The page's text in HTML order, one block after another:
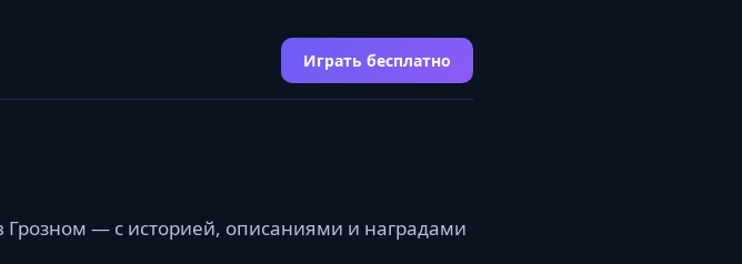
Играть бесплатно
Грозном — с историей, описаниями и наградами